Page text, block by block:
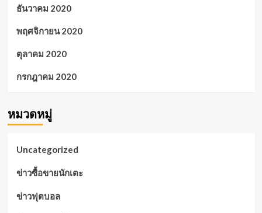
ธันวาคม 2020
พฤศจิกายน 2020
ตุลาคม 2020
กรกฎาคม 2020
หมวดหมู่
Uncategorized
ข่าวซื้อขายนักเตะ
ข่าวฟุตบอล